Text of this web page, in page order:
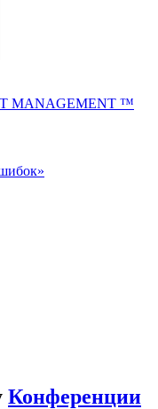
MANAGEMENT ™
Конференции